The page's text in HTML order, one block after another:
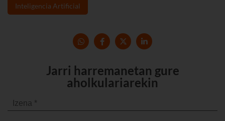
Inteligencia Artificial
Jarri harremanetan gure
aholkulariarekin